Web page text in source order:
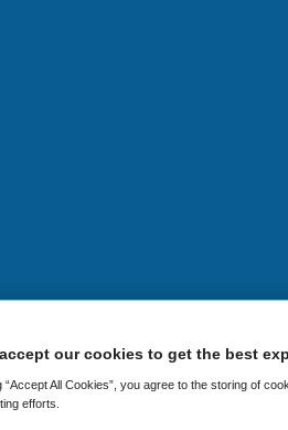
accept our cookies to get the best
“Accept All Cookies”, you agree to the storing of
efforts.